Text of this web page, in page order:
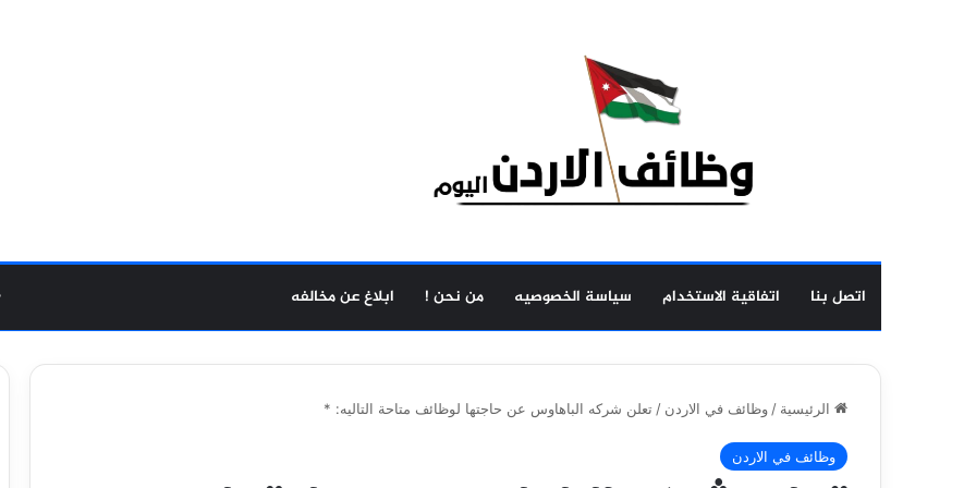
اتصل بنا اتفاقية الاستخدام سياسة الخصوصيه من نحن ! ابلاغ عن مخالفه
الرئيسية / وظائف في الاردن / تعلن شركه الباهاوس عن حاجتها لوظائف متاحة التاليه: *
وظائف في الاردن